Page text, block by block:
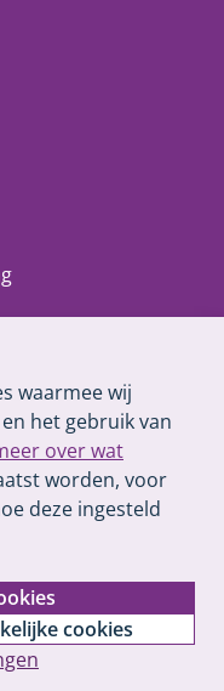
waarmee wij
het gebruik van
over wat
worden, voor
deze ingesteld
cookies
(Verwijst
andere
website)